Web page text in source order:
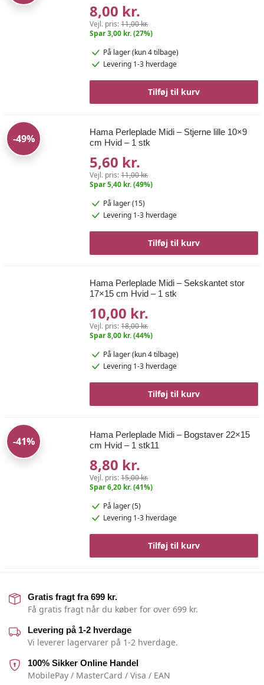
8,00 kr.
Vejl. pris:11,00 kr.
Spar 3,00 kr. (27%)
På lager(kun 4 tilbage)
Levering 1-3 hverdage
Tilføj til kurv
-49%
Hama Perleplade Midi – Stjerne lille 10×9
cm Hvid – 1 stk
5,60 kr.
Vejl. pris:11,00 kr.
Spar 5,40 kr. (49%)
På lager (15)
Levering 1-3 hverdage
Tilføj til kurv
Hama Perleplade Midi – Sekskantet stor
17×15 cm Hvid – 1 stk
10,00 kr.
Vejl. pris:18,00 kr.
Spar 8,00 kr. (44%)
På lager(kun 4 tilbage)
Levering 1-3 hverdage
Tilføj til kurv
-41%
Hama Perleplade Midi – Bogstaver 22×15
cm Hvid – 1 stk11
8,80 kr.
Vejl. pris:15,00 kr.
Spar 6,20 kr. (41%)
På lager (5)
Levering 1-3 hverdage
Tilføj til kurv
Gratis fragt fra 699 kr.
Få gratis fragt når du køber for over 699 kr.
Levering på 1-2 hverdage
Vi leverer lagervarer på 1-2 hverdage.
100% Sikker Online Handel
MobilePay / MasterCard / Visa / EAN